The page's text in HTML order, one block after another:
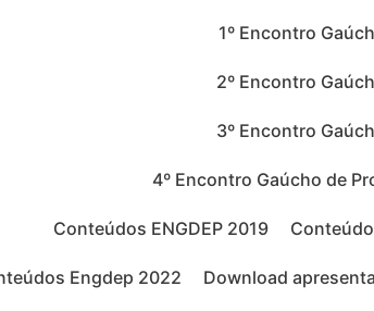
1º Encontro
2º Encontro
3º Encontro
4º Encontro Gaúcho de
Conteúdos ENGDEP 2019
Engdep 2022 Download